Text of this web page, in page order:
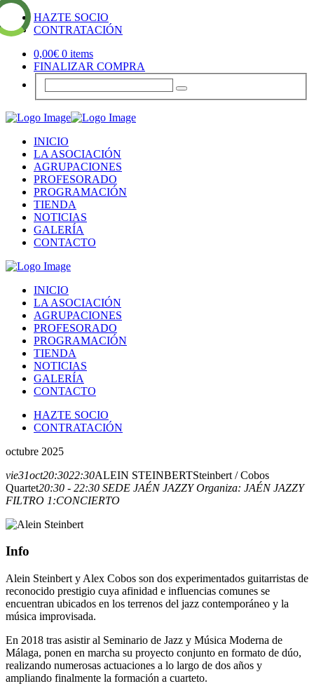
HAZTE SOCIO
CONTRATACIÓN
0,00€ 0 items
FINALIZAR COMPRA
INICIO
LA ASOCIACIÓN
AGRUPACIONES
PROFESORADO
PROGRAMACIÓN
TIENDA
NOTICIAS
GALERÍA
CONTACTO
INICIO
LA ASOCIACIÓN
AGRUPACIONES
PROFESORADO
PROGRAMACIÓN
TIENDA
NOTICIAS
GALERÍA
CONTACTO
HAZTE SOCIO
CONTRATACIÓN
octubre 2025
vie31oct20:3022:30ALEIN STEINBERTSteinbert / Cobos
Quartet20:30 - 22:30 SEDE JAÉN JAZZY Organiza: JAÉN JAZZY
FILTRO 1:CONCIERTO
Info
Alein Steinbert y Alex Cobos son dos experimentados guitarristas de
reconocido prestigio cuya afinidad e influencias comunes se
encuentran ubicados en los terrenos del jazz contemporáneo y la
música improvisada.
En 2018 tras asistir al Seminario de Jazz y Música Moderna de
Málaga, ponen en marcha su proyecto conjunto en formato de dúo,
realizando numerosas actuaciones a lo largo de dos años y
ampliando finalmente la formación a cuarteto.